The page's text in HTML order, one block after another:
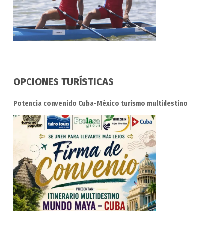
OPCIONES TURÍSTICAS
Potencia convenido Cuba-México turismo multidestino